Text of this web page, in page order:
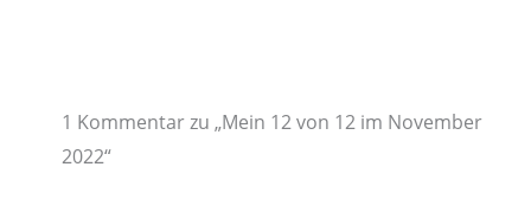
1 Kommentar zu „Mein 12 von 12 im November
2022“